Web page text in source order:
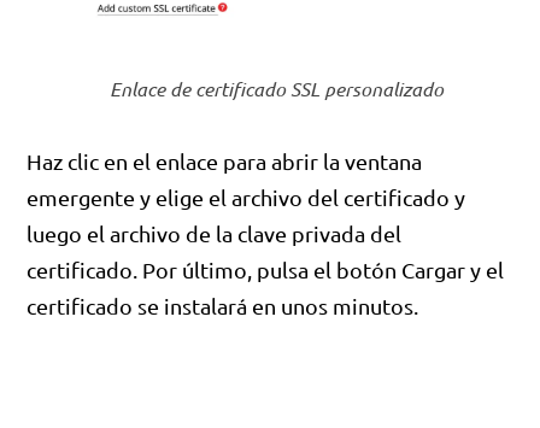
Enlace de certificado SSL personalizado
Haz clic en el enlace para abrir la ventana
emergente y elige el archivo del certificado y
luego el archivo de la clave privada del
certificado. Por último, pulsa el botón Cargar y el
certificado se instalará en unos minutos.